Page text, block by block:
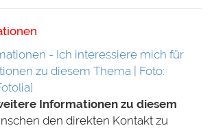
Informationen zu diesem
den direkten Kontakt zu